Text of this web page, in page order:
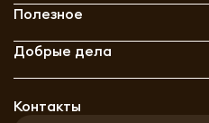
Полезное
Добрые дела
Контакты